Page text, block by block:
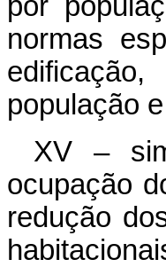
normas
população
XV –
ocupação
redução